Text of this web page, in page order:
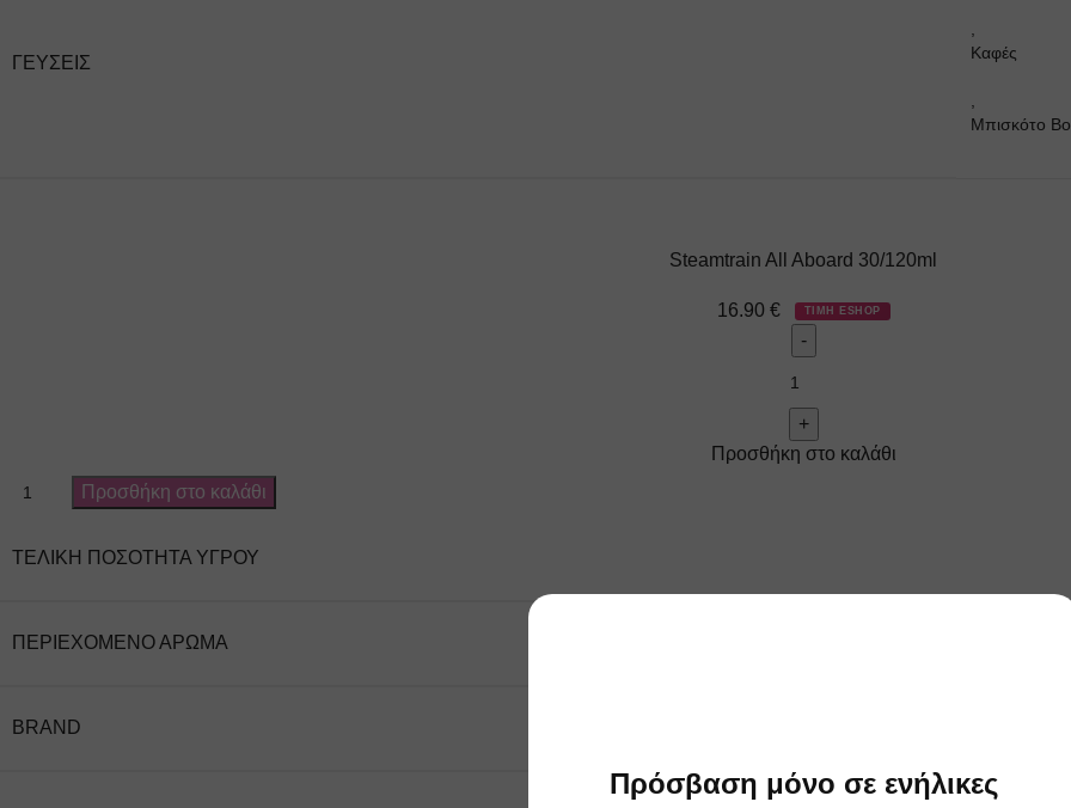
Πρόσβαση μόνο σε ενήλικες
ΓΕΎΣΕΙΣ
Καφές
Μπισκότο
Steamtrain All Aboard 30/120ml
16.90 € ΤΙΜΗ ESHOP
Προσθήκη στο καλάθι
Προσθήκη στο καλάθι
ΤΕΛΙΚΉ ΠΟΣΌΤΗΤΑ ΥΓΡΟΎ
ΠΕΡΙΈΧΟΜΕΝΟ ΆΡΩΜΑ
BRAND